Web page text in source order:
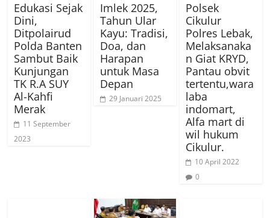
Edukasi Sejak
Dini,
Ditpolairud
Polda Banten
Sambut Baik
Kunjungan
TK R.A SUY
Al-Kahfi
Merak
11 September
2023
Imlek 2025,
Tahun Ular
Kayu: Tradisi,
Doa, dan
Harapan
untuk Masa
Depan
29 Januari 2025
Polsek
Cikulur
Polres Lebak,
Melaksanaka
n Giat KRYD,
Pantau obvit
tertentu,wara
laba
indomart,
Alfa mart di
wil hukum
Cikulur.
10 April 2022
0